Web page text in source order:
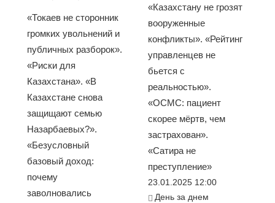
«Токаев не сторонник
громких увольнений и
публичных разборок».
«Риски для
Казахстана». «В
Казахстане снова
защищают семью
Назарбаевых?».
«Безусловный
базовый доход:
почему
заволновались
«Казахстану не грозят
вооруженные
конфликты». «Рейтинг
управленцев не
бьется с
реальностью».
«ОСМС: пациент
скорее мёртв, чем
застрахован».
«Сатира не
преступление»
23.01.2025 12:00
День за днем